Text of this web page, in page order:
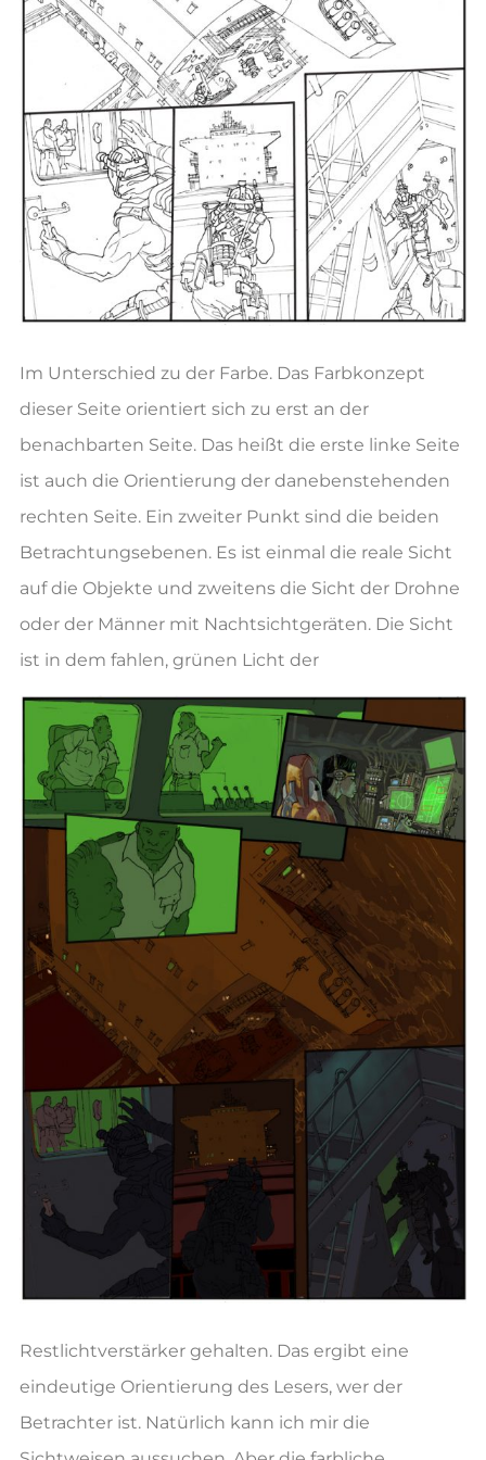
Im Unterschied zu der Farbe. Das Farbkonzept
dieser Seite orientiert sich zu erst an der
benachbarten Seite. Das heißt die erste linke Seite
ist auch die Orientierung der danebenstehenden
rechten Seite. Ein zweiter Punkt sind die beiden
Betrachtungsebenen. Es ist einmal die reale Sicht
auf die Objekte und zweitens die Sicht der Drohne
oder der Männer mit Nachtsichtgeräten. Die Sicht
ist in dem fahlen, grünen Licht der
Restlichtverstärker gehalten. Das ergibt eine
eindeutige Orientierung des Lesers, wer der
Betrachter ist. Natürlich kann ich mir die